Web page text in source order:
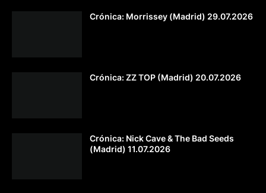
Crónica: Morrissey (Madrid) 29.07.2026
Crónica: ZZ TOP (Madrid) 20.07.2026
Crónica: Nick Cave & The Bad Seeds
(Madrid) 11.07.2026